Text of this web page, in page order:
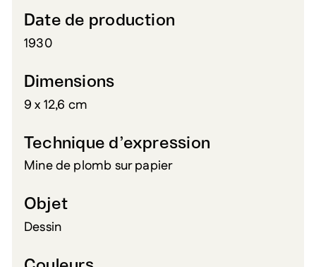
Date de production
1930
Dimensions
9 x 12,6 cm
Technique d’expression
Mine de plomb sur papier
Objet
Dessin